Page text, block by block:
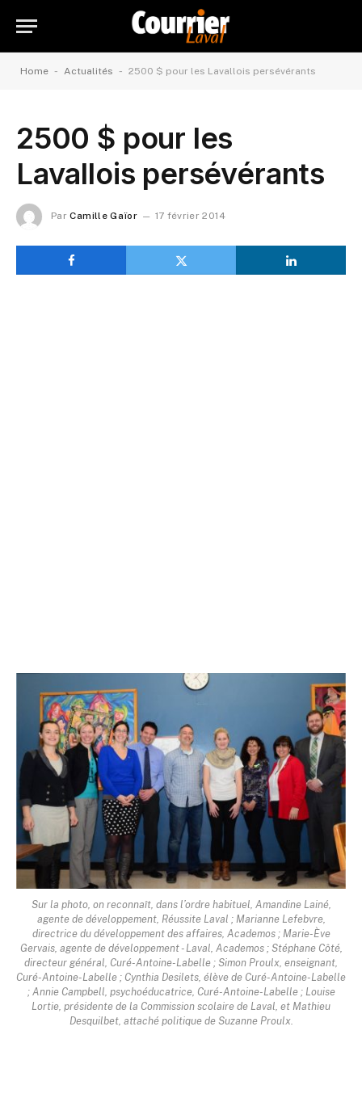
Home - Actualités - 2500 $ pour les Lavallois persévérants
2500 $ pour les
Lavallois persévérants
Par Camille Gaïor 17 février 2014
Sur la photo, on reconnaît, dans l’ordre habituel, Amandine Lainé,
agente de développement, Réussite Laval ; Marianne Lefebvre,
directrice du développement des affaires, Academos ; Marie-Ève
Gervais, agente de développement - Laval, Academos ; Stéphane Côté,
directeur général, Curé-Antoine-Labelle ; Simon Proulx, enseignant,
Curé-Antoine-Labelle ; Cynthia Desilets, élève de Curé-Antoine-Labelle
; Annie Campbell, psychoéducatrice, Curé-Antoine-Labelle ; Louise
Lortie, présidente de la Commission scolaire de Laval, et Mathieu
Desquilbet, attaché politique de Suzanne Proulx.